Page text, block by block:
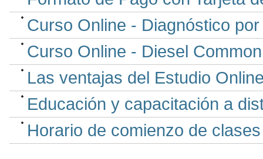
Curso Online - Diagnóstico
Curso Online - Diesel
Las ventajas del Estudio
Educación y capacitación a
Horario de comienzo de clases